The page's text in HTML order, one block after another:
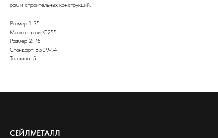
рам и строительных конструкций.
Размер 1: 75
Марка стали: С255
Размер 2: 75
Стандарт: 8509-94
Толщина: 5
СЕЙЛМЕТАЛЛ